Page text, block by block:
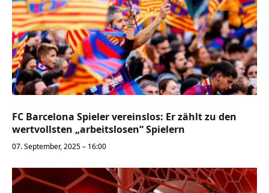
FC Barcelona Spieler vereinslos: Er zählt zu den
wertvollsten „arbeitslosen“ Spielern
07. September, 2025 – 16:00